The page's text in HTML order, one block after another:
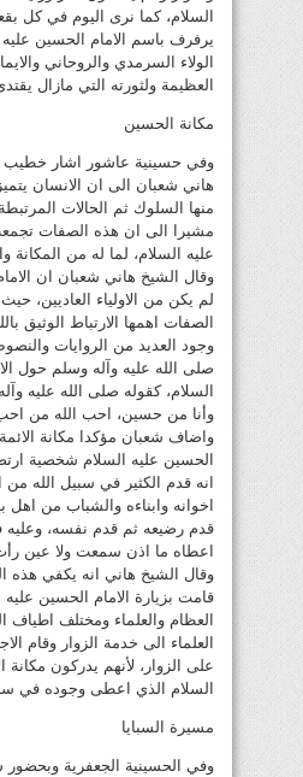
السلام، كما نرى اليوم في كل
يرفرف باسم الامام الحسين عليه
الولاء السرمدي والروحاني
العظيمة ولثورته التي مازال
مكانة الحسين
وفي حسينية عاشور اشار خطيب
هاني شعبان الى ان الانسان
منها السلوك ثم الحالات
مشيرا الى ان هذه الصفات
عليه السلام، لما له من المكانة
وقال الشيخ هاني شعبان ان
لم يكن من الاولياء العاديين،
الصفات اهمها الارتباط الوثيق
وجود العديد من الروايات
صلى الله عليه وآله وسلم حول
السلام، كقوله صلى الله عليه
وأنا من حسين، احب الله من
واضاف شعبان مؤكدا مكانة الائمة
الحسين عليه السلام شخصية
انه قدم الكثير في سبيل الله
اخوانه وابناءه والشباب من اهل
قدم رضيعه ثم قدم نفسه، وعليه
اعطاه ما اذن سمعت ولا عين
وقال الشيخ هاني انه يكفي هذه
قامت بزيارة الامام الحسين عليه
العظام والعلماء ومختلف اطياف
العلماء الى خدمة الزوار وقام
على الزوار، لأنهم يدركون مكانة
السلام الذي اعطى وجوده في
مسيرة السبايا
وفي الحسينية الجعفرية وبحضور